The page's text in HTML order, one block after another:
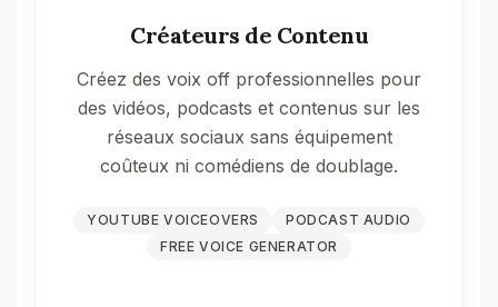
Créateurs de Contenu
Créez des voix off professionnelles pour
des vidéos, podcasts et contenus sur les
réseaux sociaux sans équipement
coûteux ni comédiens de doublage.
YOUTUBE VOICEOVERS
PODCAST AUDIO
FREE VOICE GENERATOR